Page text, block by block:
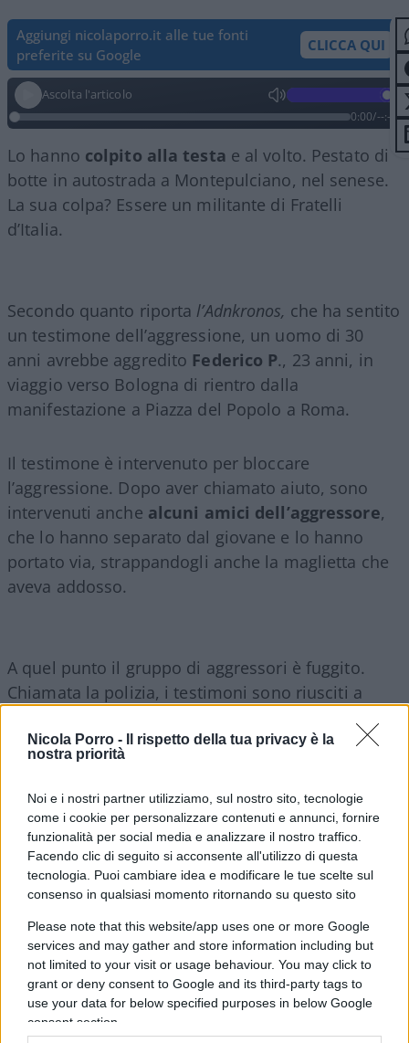
Nicola Porro -
Il rispetto della tua privacy è la
nostra priorità
Noi e i nostri partner utilizziamo, sul nostro sito, tecnologie
come i cookie per personalizzare contenuti e annunci, fornire
funzionalità per social media e analizzare il nostro traffico.
Facendo clic di seguito si acconsente all'utilizzo di questa
tecnologia. Puoi cambiare idea e modificare le tue scelte sul
consenso in qualsiasi momento ritornando su questo sito
Please note that this website/app uses one or more Google
services and may gather and store information including but
not limited to your visit or usage behaviour. You may click to
grant or deny consent to Google and its third-party tags to
use your data for below specified purposes in below Google
consent section.
Aggiungi nicolaporro.it alle tue fonti
preferite su Google
CLICCA QUI
Ascolta l'articolo
0:00/--:--
Lo hanno colpito alla testa e al volto. Pestato di
botte in autostrada a Montepulciano, nel senese.
La sua colpa? Essere un militante di Fratelli
d’Italia.
Secondo quanto riporta l’Adnkronos, che ha sentito
un testimone dell’aggressione, un uomo di 30
anni avrebbe aggredito Federico P., 23 anni, in
viaggio verso Bologna di rientro dalla
manifestazione a Piazza del Popolo a Roma.
Il testimone è intervenuto per bloccare
l’aggressione. Dopo aver chiamato aiuto, sono
intervenuti anche alcuni amici dell’aggressore,
che lo hanno separato dal giovane e lo hanno
portato via, strappandogli anche la maglietta che
aveva addosso.
A quel punto il gruppo di aggressori è fuggito.
Chiamata la polizia, i testimoni sono riusciti a
su cui erano ripartiti. L’aggressore sarebbe un
militante dei centri sociali di Bologna.
Marta Evangelisti, consigliere comunale del
partito, racconta: “Solo l’intervento provvidenziale
del nostro coordinatoreDomenico Nobilelo ha
sottratto ai pugni – continua-. Rientriamo a
Bologna evidentemente scossi. Ringraziamo la
polizia stradale di Arezzo per il pronto intervento”.
“Solidarietà al giovane Federico, vigliaccamente